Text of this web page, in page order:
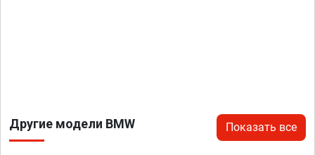
Другие модели BMW Показать все